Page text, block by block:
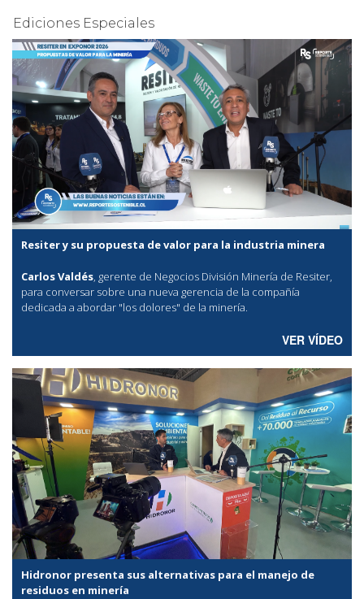
Ediciones Especiales
Resiter y su propuesta de valor para la industria minera
Carlos Valdés, gerente de Negocios División Minería de Resiter,
para conversar sobre una nueva gerencia de la compañía
dedicada a abordar "los dolores" de la minería.
VER VÍDEO
Hidronor presenta sus alternativas para el manejo de
residuos en minería